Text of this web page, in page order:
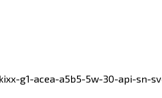
g1-acea-a5b5-5w-30-api-sn-